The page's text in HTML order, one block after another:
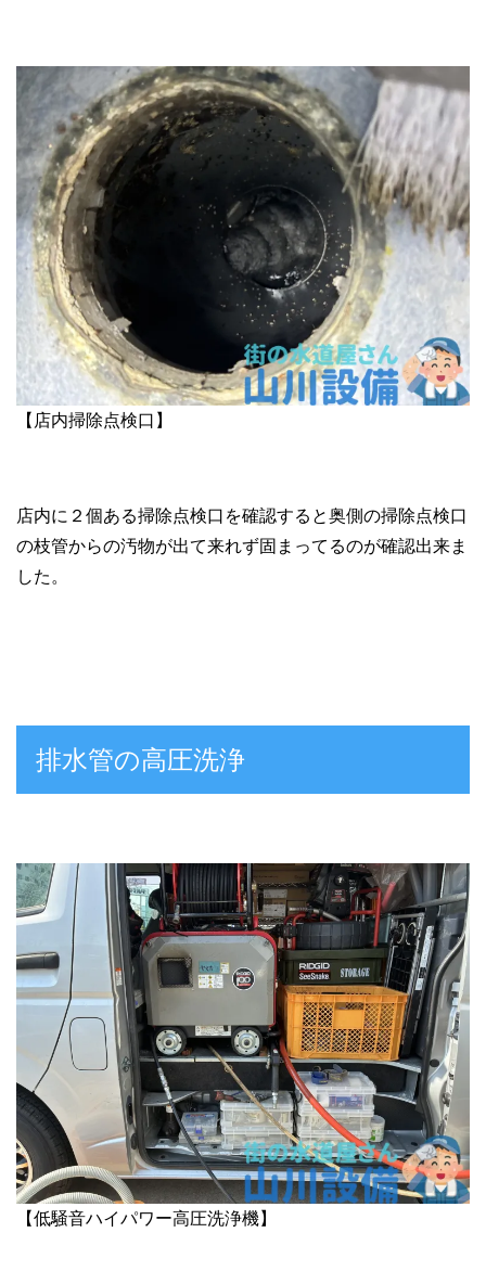
【店内掃除点検口】
店内に２個ある掃除点検口を確認すると奥側の掃除点検口
の枝管からの汚物が出て来れず固まってるのが確認出来ま
した。
排水管の高圧洗浄
【低騒音ハイパワー高圧洗浄機】